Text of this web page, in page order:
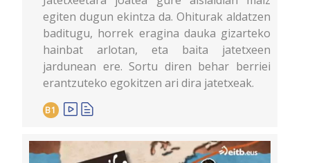
egiten dugun ekintza da. Ohiturak aldatzen
baditugu, horrek eragina dauka gizarteko
hainbat arlotan, eta baita jatetxeen
jardunean ere. Sortu diren behar berriei
erantzuteko egokitzen ari dira jatetxeak.
B1